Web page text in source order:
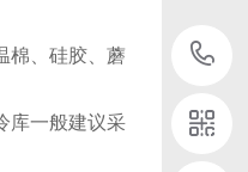
棉、硅胶、蘑
库一般建议采